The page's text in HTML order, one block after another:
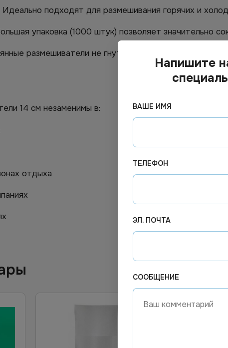
Идеально подходят для размешивания горячих и
упаковка (1000 штук) позволяет значительно
размешиватели не гнутся и не ломаются при
14 см незаменимы в:
отдыха
Напишите
ВАШЕ ИМЯ
ТЕЛЕФОН
ЭЛ. ПОЧТА
СООБЩЕНИЕ